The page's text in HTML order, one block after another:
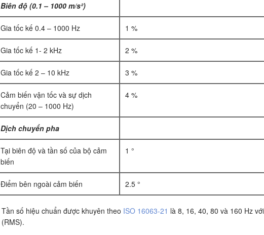
Biên độ (0.1 – 1000 m/s²)
Gia tốc kế 0.4 – 1000 Hz 1 %
Gia tốc kế 1- 2 kHz 2 %
Gia tốc kế 2 – 10 kHz 3 %
Cảm biến vận tốc và sự dịch
chuyển (20 – 1000 Hz)
4 %
Dịch chuyển pha
Tại biên độ và tần số của bộ cảm
biến
1 °
Điểm bên ngoài cảm biến 2.5 °
Tần số hiệu chuẩn được khuyên theo ISO 16063-21 là 8, 16, 40, 80 và 160 Hz
(RMS).